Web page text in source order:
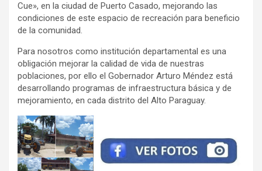
Cue», en la ciudad de Puerto Casado, mejorando las
condiciones de este espacio de recreación para beneficio
de la comunidad.
Para nosotros como institución departamental es una
obligación mejorar la calidad de vida de nuestras
poblaciones, por ello el Gobernador Arturo Méndez está
desarrollando programas de infraestructura básica y de
mejoramiento, en cada distrito del Alto Paraguay.